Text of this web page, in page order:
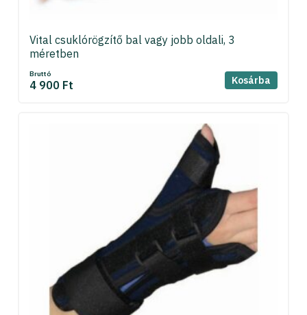
Vital csuklórögzítő bal vagy jobb oldali, 3
méretben
Bruttó
4 900 Ft Kosárba